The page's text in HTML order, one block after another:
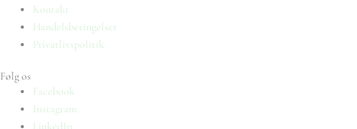
Kontakt
Handelsbetingelser
Privatlivspolitik
Følg os
Facebook
Instagram
LinkedIn